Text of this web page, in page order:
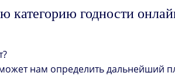
категорию годности
нам определить дальнейший